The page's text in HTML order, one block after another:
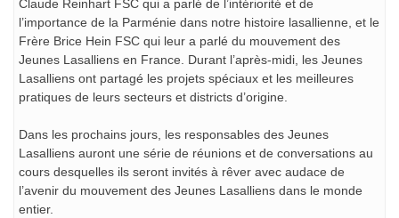
Claude Reinhart FSC qui a parlé de l’intériorité et de
l’importance de la Parménie dans notre histoire lasallienne, et le
Frère Brice Hein FSC qui leur a parlé du mouvement des
Jeunes Lasalliens en France. Durant l’après-midi, les Jeunes
Lasalliens ont partagé les projets spéciaux et les meilleures
pratiques de leurs secteurs et districts d’origine.
Dans les prochains jours, les responsables des Jeunes
Lasalliens auront une série de réunions et de conversations au
cours desquelles ils seront invités à rêver avec audace de
l’avenir du mouvement des Jeunes Lasalliens dans le monde
entier.